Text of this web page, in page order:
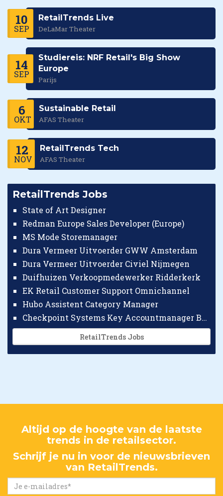
10
SEP
RetailTrends Live
DeLaMar Theater
14
SEP
Studiereis: NRF Retail's Big Show
Europe
Parijs
6
OKT
Sustainable Retail
AFAS Theater
12
NOV
RetailTrends Tech
AFAS Theater
RetailTrends Jobs
State of Art Designer
Redman Europe Sales Developer (Europe)
MS Mode Storemanager
Dura Vermeer Uitvoerder GWW Amsterdam
Dura Vermeer Uitvoerder Civiel Nijmegen
Duifhuizen Verkoopmedewerker Ridderkerk
EK Retail Customer Support Omnichannel
Hubo Assistent Category Manager
Checkpoint Systems Key Accountmanager Benelux
RetailTrends Jobs
Altijd op de hoogte van de laatste
trends in de retailsector.
Schrijf je nu in voor de nieuwsbrieven
van RetailTrends.